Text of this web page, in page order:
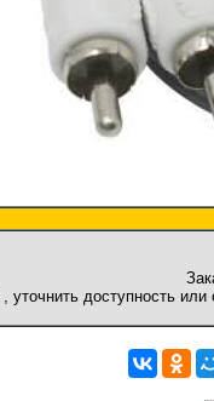
, уточнить доступность